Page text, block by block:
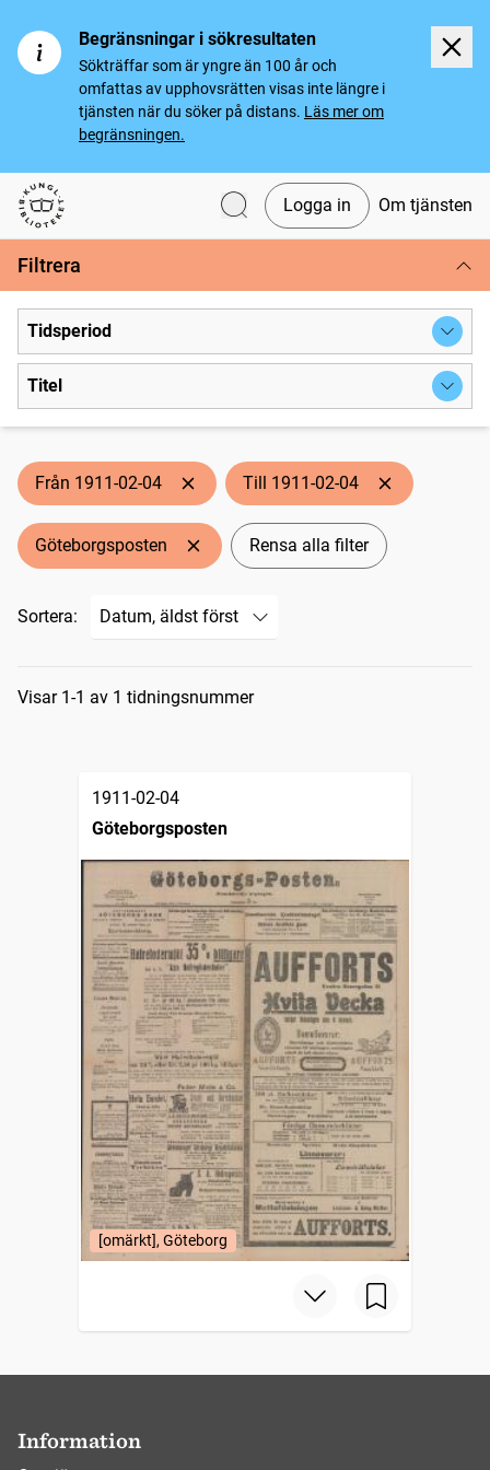
Begränsningar i sökresultaten
Sökträffar som är yngre än 100 år och
omfattas av upphovsrätten visas inte längre i
tjänsten när du söker på distans. Läs mer om
begränsningen.
Svenska tidningar
Logga in Om tjänsten
Filtrera
Tidsperiod
Titel
Från 1911-02-04 Till 1911-02-04
Göteborgsposten Rensa alla filter
Sortera:
Sökresultat
Visar 1-1 av 1 tidningsnummer
1911-02-04
Göteborgsposten
[omärkt], Göteborg
Information